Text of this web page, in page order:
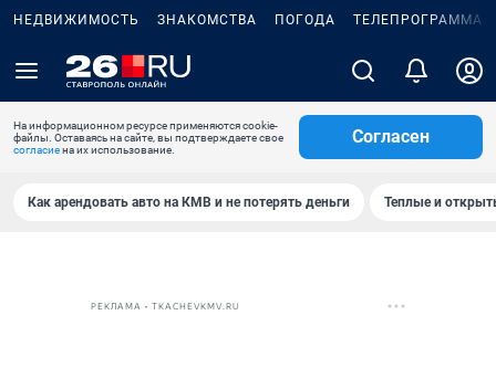
НЕДВИЖИМОСТЬ ЗНАКОМСТВА ПОГОДА ТЕЛЕПРОГРАММА
На информационном ресурсе применяются cookie-
файлы. Оставаясь на сайте, вы подтверждаете свое
согласиена их использование.
Согласен
Как арендовать авто на КМВ и не потерять деньги Теплые и
РЕКЛАМА • TKACHEVKMV.RU